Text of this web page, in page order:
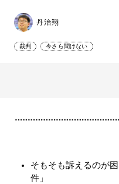
丹治翔
裁判 今さら聞けない
そもそも訴えるのが
件」